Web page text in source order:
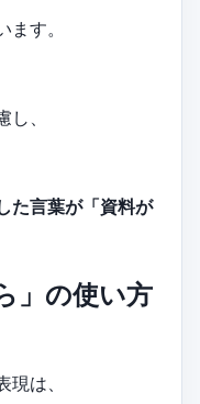
す。
、
た言葉が「資料が
」の使い方
現は、